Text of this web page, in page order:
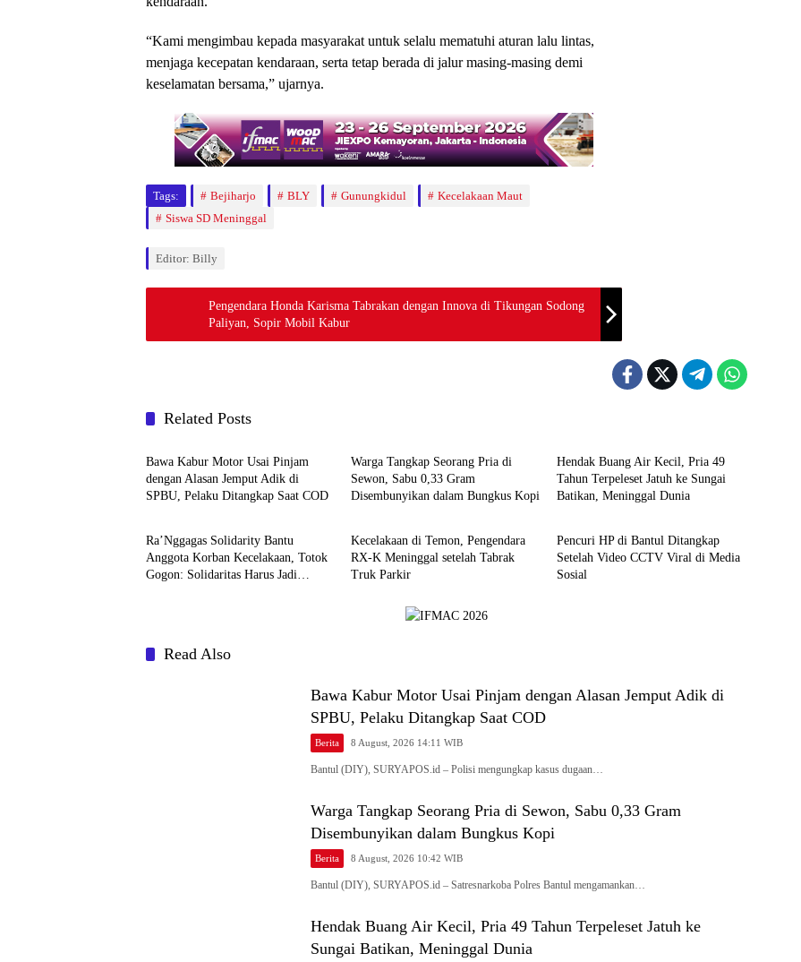
“Kami mengimbau kepada masyarakat untuk selalu mematuhi aturan lalu lintas,
menjaga kecepatan kendaraan, serta tetap berada di jalur masing-masing demi
keselamatan bersama,” ujarnya.
Tags: Bejiharjo BLY Gunungkidul
Kecelakaan Maut
Siswa SD Meninggal
Editor: Billy
Pengendara Honda Karisma Tabrakan dengan Innova di Tikungan Sodong
Paliyan, Sopir Mobil Kabur
Related Posts
Berita
Bawa Kabur Motor Usai Pinjam
dengan Alasan Jemput Adik di
SPBU, Pelaku Ditangkap Saat COD
Warga Tangkap Seorang Pria di
Sewon, Sabu 0,33 Gram
Disembunyikan dalam Bungkus Kopi
Hendak Buang Air Kecil, Pria 49
Tahun Terpeleset Jatuh ke Sungai
Batikan, Meninggal Dunia
Berita
Ra’Nggagas Solidarity Bantu
Anggota Korban Kecelakaan, Totok
Gogon: Solidaritas Harus Jadi
Kecelakaan di Temon, Pengendara
RX-K Meninggal setelah Tabrak
Truk Parkir
Pencuri HP di Bantul Ditangkap
Setelah Video CCTV Viral di Media
Sosial
Read Also
Bawa Kabur Motor Usai Pinjam dengan Alasan Jemput Adik di
SPBU, Pelaku Ditangkap Saat COD
Berita 8 August, 2026 14:11 WIB
Bantul (DIY), SURYAPOS.id – Polisi mengungkap kasus dugaan…
Warga Tangkap Seorang Pria di Sewon, Sabu 0,33 Gram
Disembunyikan dalam Bungkus Kopi
Berita 8 August, 2026 10:42 WIB
Bantul (DIY), SURYAPOS.id – Satresnarkoba Polres Bantul mengamankan…
Hendak Buang Air Kecil, Pria 49 Tahun Terpeleset Jatuh ke
Sungai Batikan, Meninggal Dunia